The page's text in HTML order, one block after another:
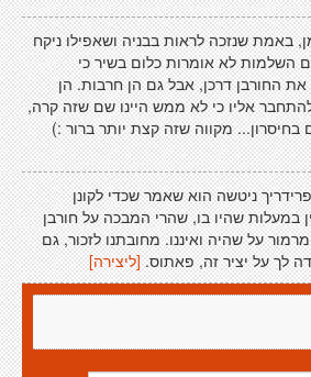
באמת שנזכה לראות בבניה ושאפילו ניקח
השלמות לא אומרות כלום בשיר כי
החורבן דרכן, אבל גם הן חרבות. הן
אליו כי לא ממש היינו שם שזה קרה,
בחיסרון... מקווה שזה קצת יותר ברור :)
ניטשה הוא שאמר שכדי לקונן
במעלות שהיו בו, שהרי המבכה על חורבן
על שהיה ואיננו. מחובתנו לזכור, גם
לך על יציר זה, פאתוס. [ליצירה]